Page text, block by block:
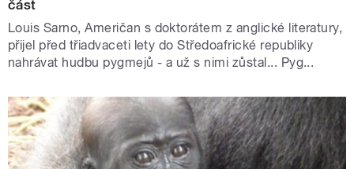
část
Louis Sarno, Američan s doktorátem z anglické literatury,
přijel před třiadvaceti lety do Středoafrické republiky
nahrávat hudbu pygmejů - a už s nimi zůstal... Pyg...